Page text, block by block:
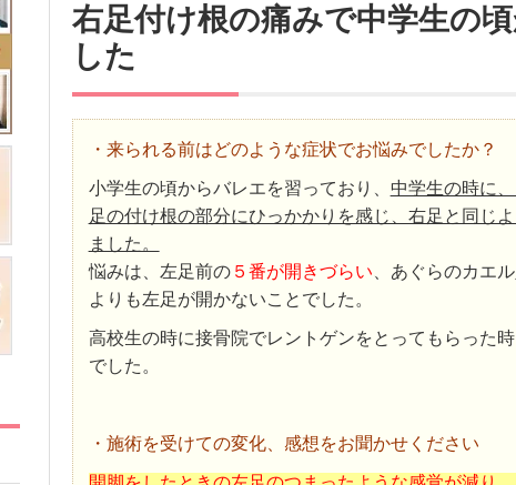
右足付け根の痛みで中学生の
した
・来られる前はどのような症状でお悩みでしたか？
小学生の頃からバレエを習っており、 中学生の時に
足の付け根の部分にひっかかりを感じ、右足と同じ
ました。
悩みは、左足前の５番が開きづらい 、あぐらのカエ
よりも左足が開かないことでした。
高校生の時に接骨院でレントゲンをとってもらった
でした。
・施術を受けての変化、感想をお聞かせください